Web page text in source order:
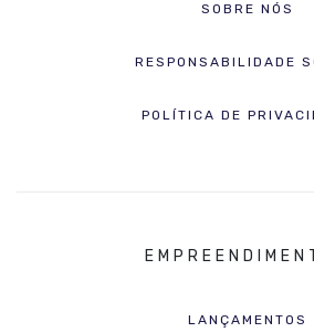
SOBRE NÓS
RESPONSABILIDADE
POLÍTICA DE
LANÇAMENTOS